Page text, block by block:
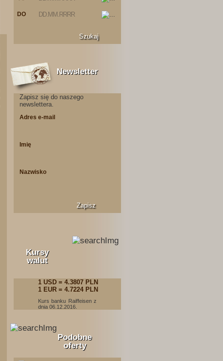
DO
Newsletter
Zapisz się do naszego
newslettera.
Adres e-mail
Imię
Nazwisko
Kursy
walut
1 USD = 4.3807 PLN
1 EUR = 4.7224 PLN
Kurs banku Raiffeisen z
dnia 06.12.2016.
Podobne
oferty